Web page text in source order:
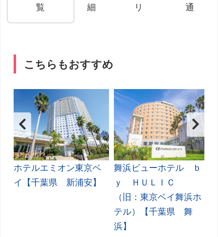
覧
細
リ
通
こちらもおすすめ
ホテルエミオン東京ベ
イ【千葉県 新浦安】
舞浜ビューホテル ｂ
ｙ ＨＵＬＩＣ
（旧：東京ベイ舞浜ホ
テル）【千葉県 舞
浜】